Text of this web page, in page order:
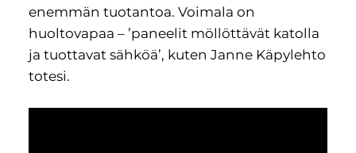
enemmän tuotantoa. Voimala on
huoltovapaa – ’paneelit möllöttävät katolla
ja tuottavat sähköä’, kuten Janne Käpylehto
totesi.